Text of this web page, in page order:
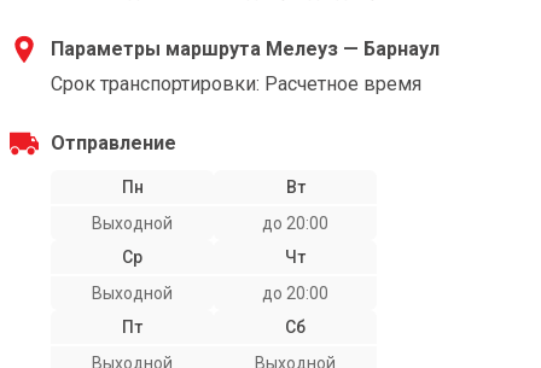
Параметры маршрута Мелеуз — Барнаул
Срок транспортировки: Расчетное время
Отправление
Пн
Выходной
Вт
до 20:00
Ср
Выходной
Чт
до 20:00
Пт
Выходной
Сб
Выходной